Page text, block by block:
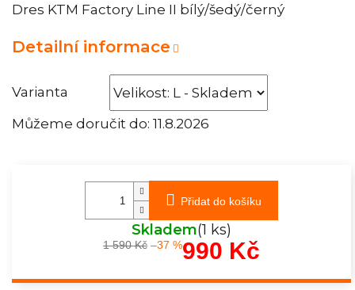
Varianta
Můžeme doručit do: 11.8.2026
Dres KTM Factory Line II bílý/šedý/černý
Detailní informace
Přidat do košíku
Skladem(1 ks)
1 590 Kč –37 %990 KčMěrná